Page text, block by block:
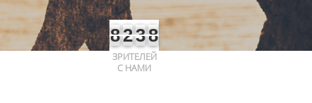
8238
ЗРИТЕЛЕЙ
С НАМИ